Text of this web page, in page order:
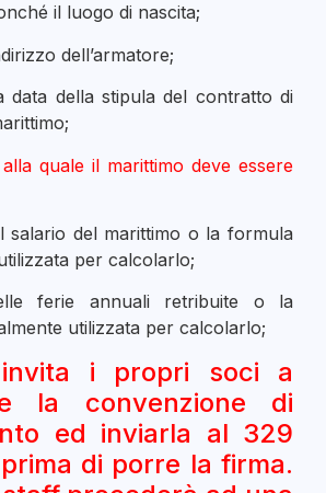
il luogo di nascita;
dell’armatore;
della stipula del contratto di
quale il marittimo deve essere
salario del marittimo o la formula
per calcolarlo;
ferie annuali retribuite o la
utilizzata per calcolarlo;
invita i propri soci a
la convenzione di
ed inviarla al 329
di porre la firma.